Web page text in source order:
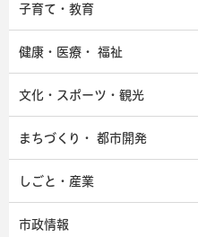
子育て・教育
健康・医療・ 福祉
文化・スポーツ・観光
まちづくり・ 都市開発
しごと・産業
市政情報